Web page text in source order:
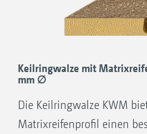
Keilringwalze mit
mm ∅
Die Keilringwalze KWM
Matrixreifenprofil einen